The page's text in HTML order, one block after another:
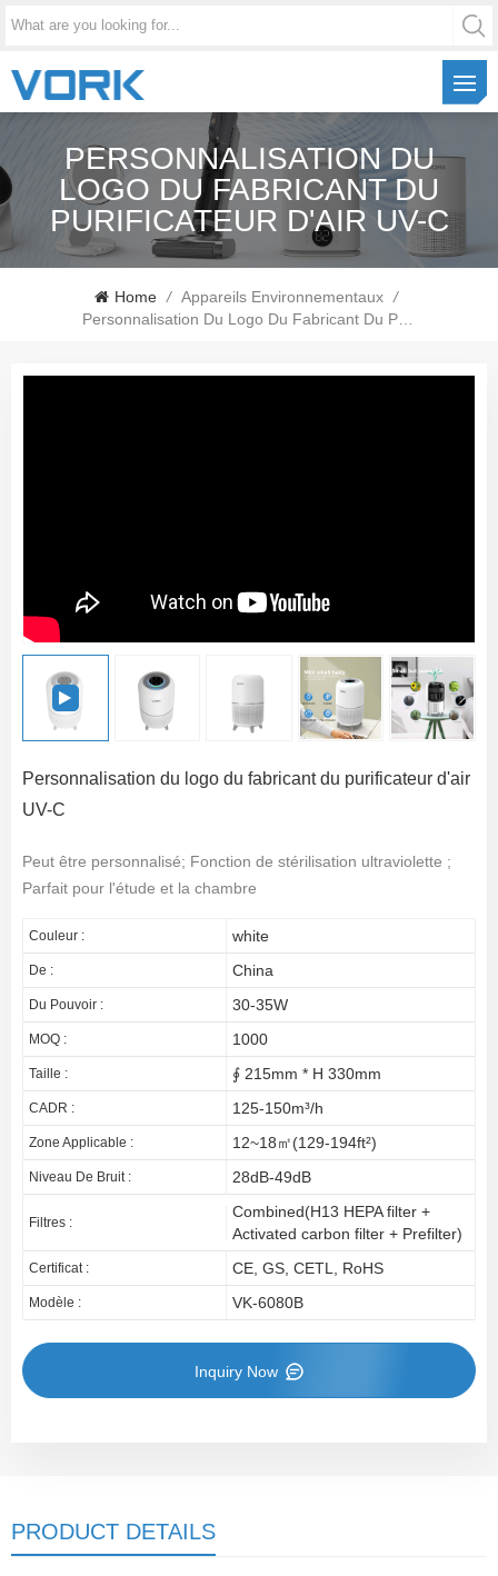
PERSONNALISATION DU
LOGO DU FABRICANT DU
PURIFICATEUR D'AIR UV-C
Home / Appareils Environnementaux /
Personnalisation Du Logo Du Fabricant Du Purificateur D'air UV-C
Personnalisation du logo du fabricant du purificateur d'air
UV-C
Peut être personnalisé; Fonction de stérilisation ultraviolette ;
Parfait pour l'étude et la chambre
Couleur : white
De : China
Du Pouvoir : 30-35W
MOQ : 1000
Taille : ∮ 215mm * H 330mm
CADR : 125-150m³/h
Zone Applicable : 12~18㎡(129-194ft²)
Niveau De Bruit : 28dB-49dB
Filtres :
Combined(H13 HEPA filter +
Activated carbon filter + Prefilter)
Certificat : CE, GS, CETL, RoHS
Modèle : VK-6080B
Inquiry Now
PRODUCT DETAILS